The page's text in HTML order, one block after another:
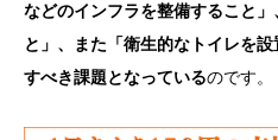
などのインフラを整備すること
と」、また「衛生的なトイレを
すべき課題となっているのです。